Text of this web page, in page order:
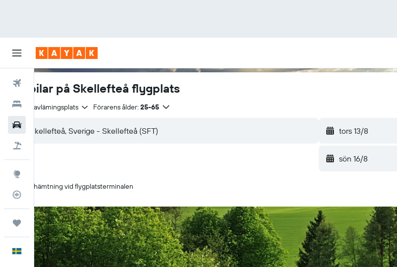
Flyg
Hotell
Trips
Svenska
Hyrbilar på Skellefteå flygplats
Samma avlämingsplats Förarens ålder: 25-65
tors 13/8
sön 16/8
Upphämtning vid flygplatsterminalen